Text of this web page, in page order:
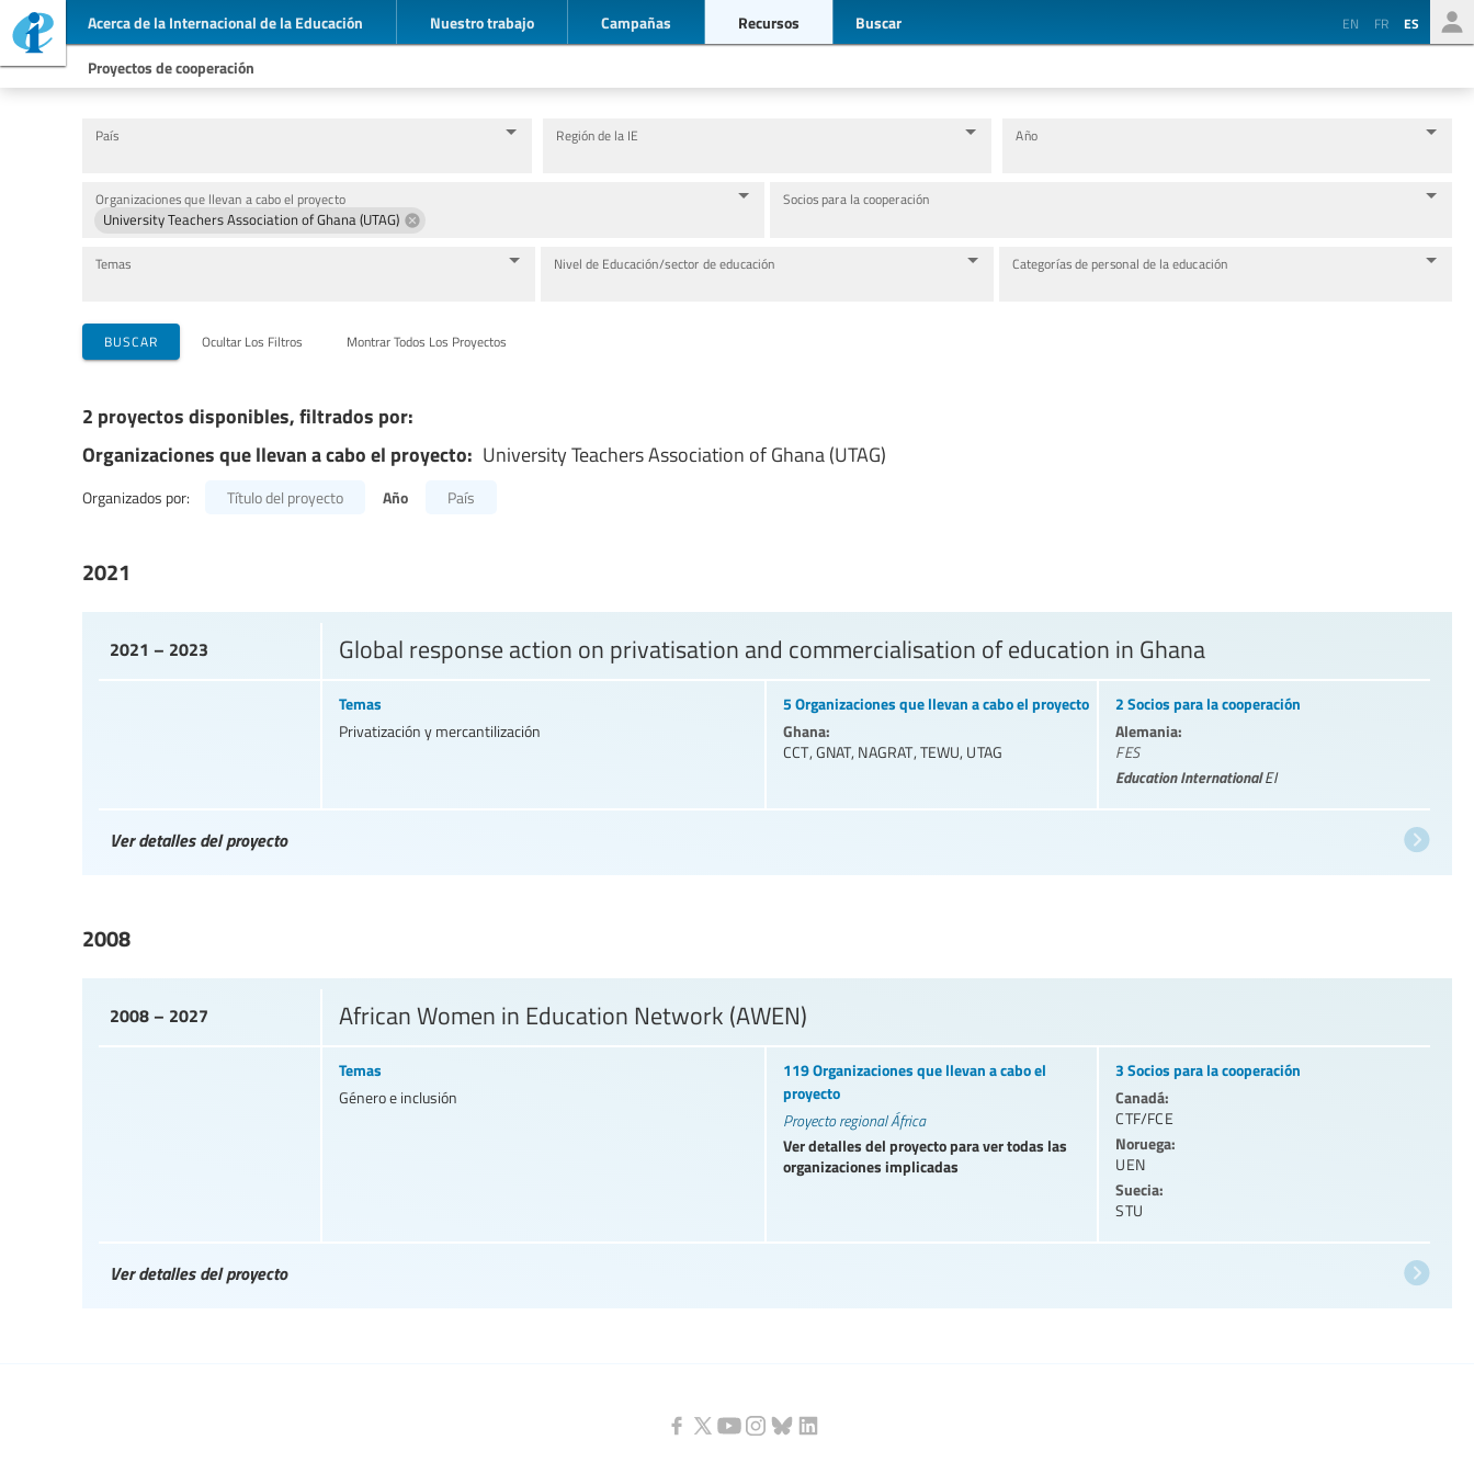
Acerca de la Internacional de la Educación Nuestro trabajo Campañas Recursos Buscar EN FR ES
Proyectos de cooperación
País Región de la IE Año
Organizaciones que llevan a cabo el proyecto
University Teachers Association of Ghana (UTAG)
Socios para la cooperación
Temas Nivel de Educación/sector de educación Categorías de personal de la educación
BUSCAR Ocultar Los Filtros Montrar Todos Los Proyectos
2 proyectos disponibles, filtrados por:
Organizaciones que llevan a cabo el proyecto: University Teachers Association of Ghana (UTAG)
Organizados por: Título del proyecto Año País
2021
2021 – 2023 Global response action on privatisation and commercialisation of education in Ghana
Temas
Privatización y mercantilización
5 Organizaciones que llevan a cabo el proyecto
Ghana:
CCT, GNAT, NAGRAT, TEWU, UTAG
2 Socios para la cooperación
Alemania:
FES
Education InternationalEI
Ver detalles del proyecto
2008
2008 – 2027 African Women in Education Network (AWEN)
Temas
Género e inclusión
119 Organizaciones que llevan a cabo el
proyecto
Proyecto regional África
Ver detalles del proyecto para ver todas las
organizaciones implicadas
3 Socios para la cooperación
Canadá:
CTF/FCE
Noruega:
UEN
Suecia:
STU
Ver detalles del proyecto